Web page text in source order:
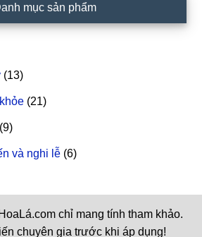
mục sản phẩm
(13)
(21)
(9)
và nghi lễ (6)
chỉ mang tính tham khảo.
chuyên gia trước khi áp dụng!